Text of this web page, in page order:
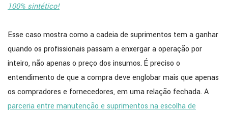
100% sintético!
Esse caso mostra como a cadeia de suprimentos tem a ganhar
quando os profissionais passam a enxergar a operação por
inteiro, não apenas o preço dos insumos. É preciso o
entendimento de que a compra deve englobar mais que apenas
os compradores e fornecedores, em uma relação fechada. A
parceria entre manutenção e suprimentos na escolha de